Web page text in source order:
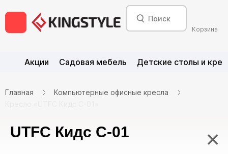
Корзина
Акции Садовая мебель Детские столы и
Главная
Компьютерные офисные кресла
UTFC Кидс С-01 ×